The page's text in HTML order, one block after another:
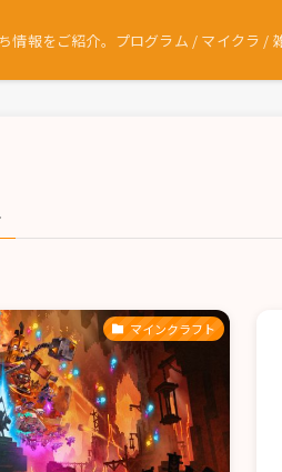
情報をご紹介。プログラム / マイクラ /
マインクラフト